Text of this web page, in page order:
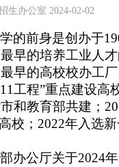
生办公室 2024-02-02
的前身是创办于
早的培养工业人
早的高校校办工
工程”重点建设高
和教育部共建；
校；2022年入选
办公厅关于2024